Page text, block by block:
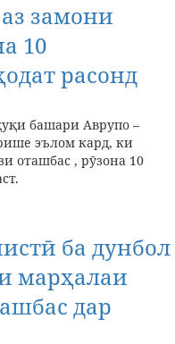
замони
10
расонд
башари Аврупо –
эълом кард, ки
оташбас , рӯзона 10
ба дунбол
марҳалаи
дар